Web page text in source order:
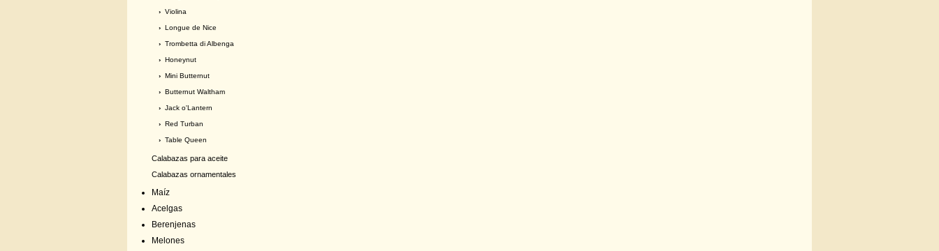
› Violina
› Longue de Nice
› Trombetta di Albenga
› Honeynut
› Mini Butternut
› Butternut Waltham
› Jack o'Lantern
› Red Turban
› Table Queen
Calabazas para aceite
Calabazas ornamentales
Maíz
Acelgas
Berenjenas
Melones